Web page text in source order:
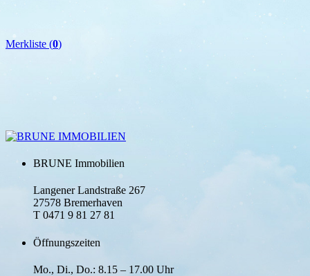
Merkliste (0)
BRUNE Immobilien
Langener Landstraße 267
27578 Bremerhaven
T 0471 9 81 27 81
Öffnungszeiten
Mo., Di., Do.: 8.15 – 17.00 Uhr